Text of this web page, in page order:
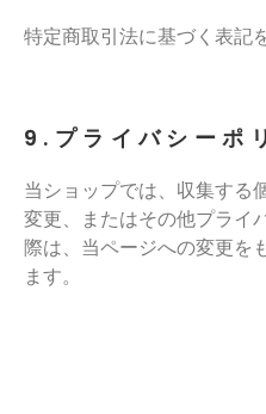
特定商取引法に基づく表記
9.プライバシーポ
当ショップでは、収集する
変更、またはその他プライ
際は、当ページへの変更を
ます。